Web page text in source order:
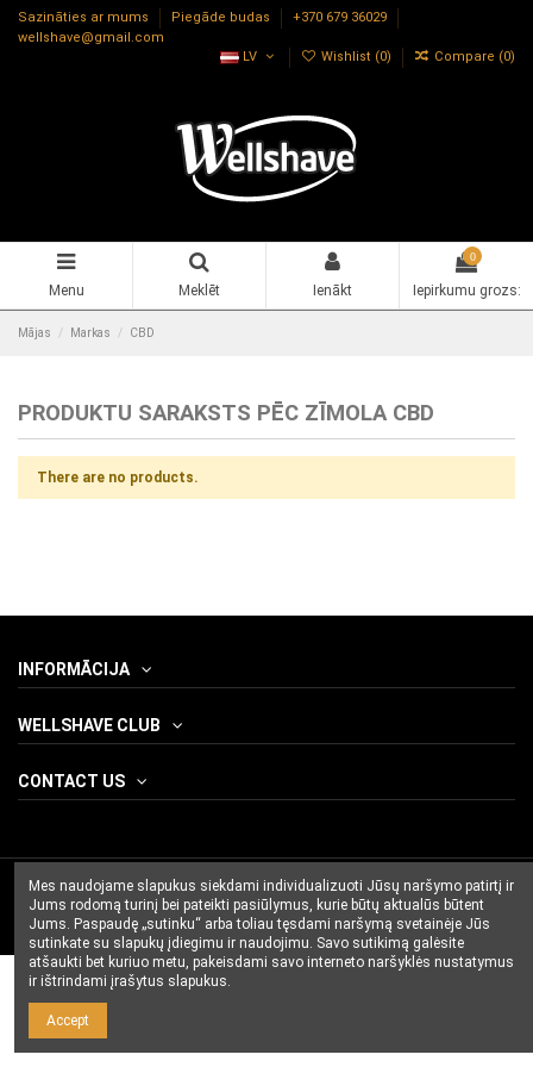
Sazināties ar mums Piegāde budas
+370 679 36029
wellshave@gmail.com
LV
Wishlist (0) Compare (0)
Menu Meklēt Ienākt
0
Iepirkumu grozs:
Mājas Markas CBD
PRODUKTU SARAKSTS PĒC ZĪMOLA CBD
There are no products.
INFORMĀCIJA
WELLSHAVE CLUB
CONTACT US
Mes naudojame slapukus siekdami individualizuoti Jūsų naršymo patirtį ir
Jums rodomą turinį bei pateikti pasiūlymus, kurie būtų aktualūs būtent
Jums. Paspaudę „sutinku“ arba toliau tęsdami naršymą svetainėje Jūs
sutinkate su slapukų įdiegimu ir naudojimu. Savo sutikimą galėsite
atšaukti bet kuriuo metu, pakeisdami savo interneto naršyklės nustatymus
ir ištrindami įrašytus slapukus.
Accept